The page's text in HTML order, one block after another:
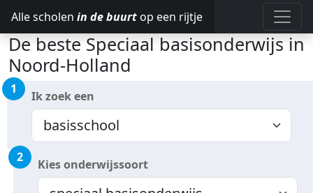
Alle scholen in de buurt op een rijtje
De beste Speciaal basisonderwijs in
Noord-Holland
1 Ik zoek een
2 Kies onderwijssoort